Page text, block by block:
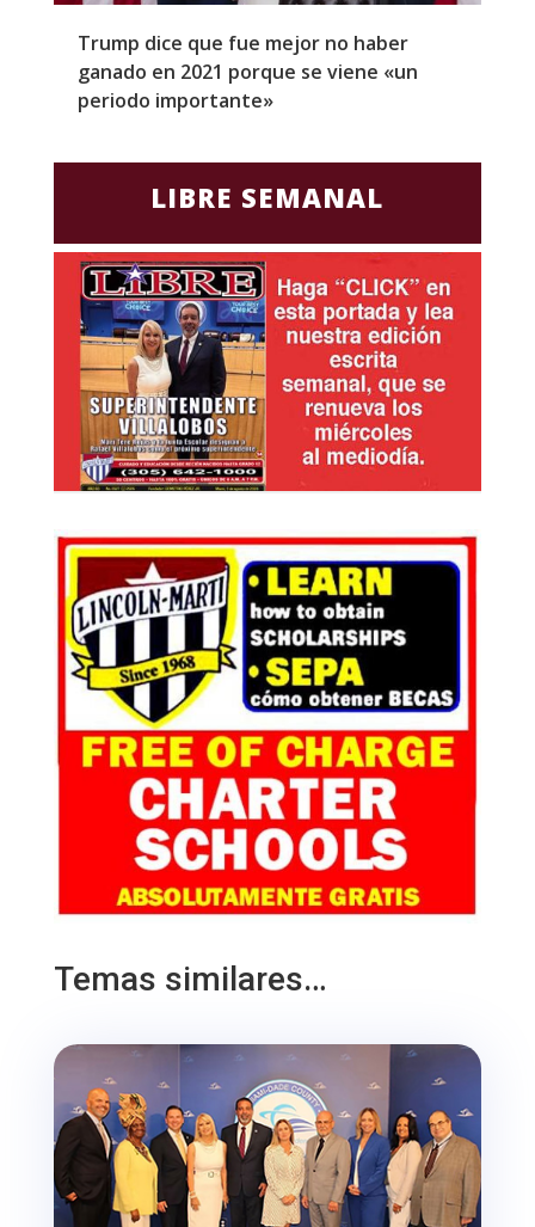
Trump dice que fue mejor no haber
ganado en 2021 porque se viene «un
periodo importante»
LIBRE SEMANAL
Temas similares…